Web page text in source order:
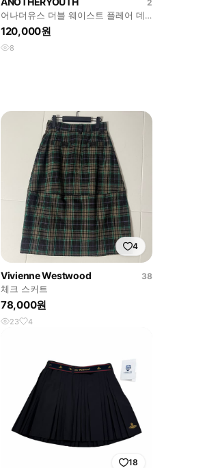
2
어나더유스 더블 웨이스트 플레어 데
님 팬츠 R3233
120,000원
8
4
Vivienne Westwood
38
체크 스커트
78,000원
23 4
18